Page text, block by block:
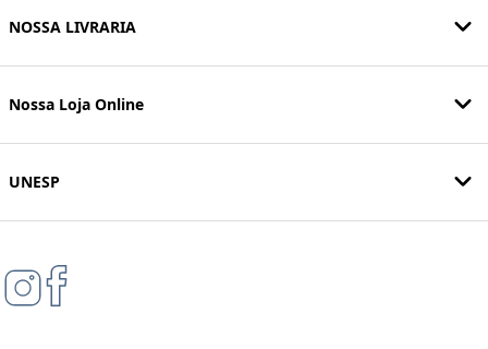
NOSSA LIVRARIA
Nossa Loja Online
UNESP